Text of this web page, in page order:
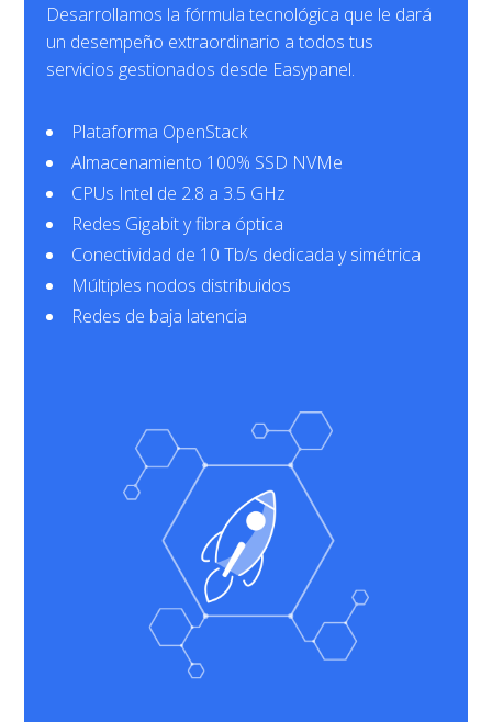
Desarrollamos la fórmula tecnológica que le dará
un desempeño extraordinario a todos tus
servicios gestionados desde Easypanel.
Plataforma OpenStack
Almacenamiento 100% SSD NVMe
CPUs Intel de 2.8 a 3.5 GHz
Redes Gigabit y fibra óptica
Conectividad de 10 Tb/s dedicada y simétrica
Múltiples nodos distribuidos
Redes de baja latencia